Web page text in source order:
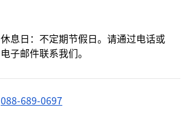
休息日：不定期节假日。请通过电话或
电子邮件联系我们。
088-689-0697